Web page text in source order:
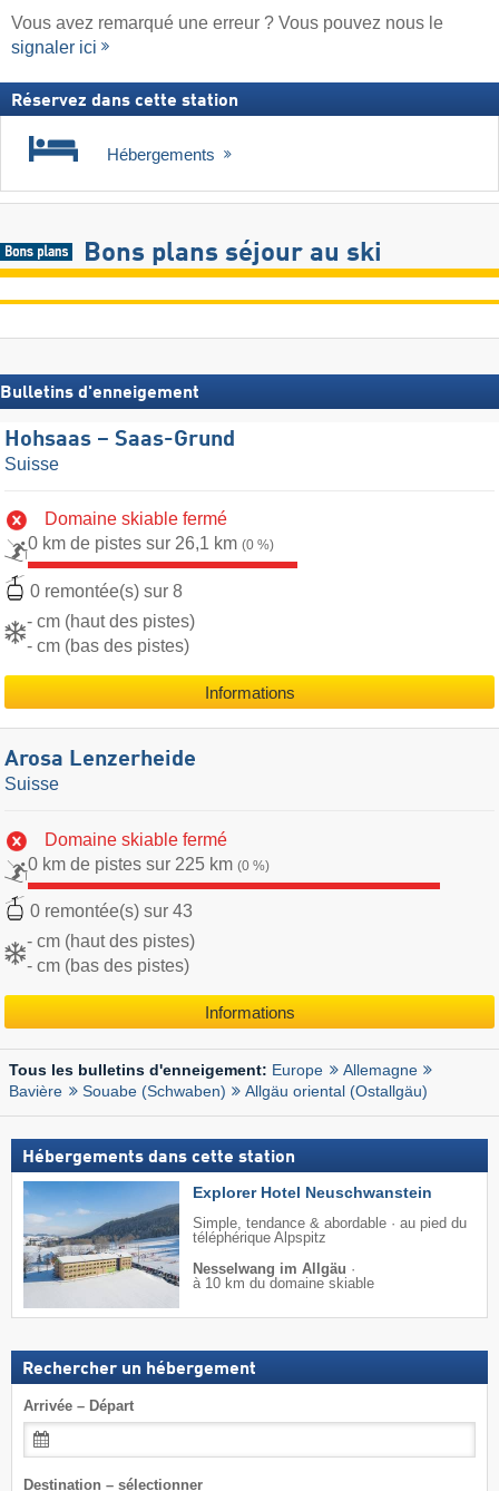
Vous avez remarqué une erreur ? Vous pouvez nous le
signaler ici
Réservez dans cette station
Hébergements
Bons plans séjour au ski
Bulletins d'enneigement
Hohsaas – Saas-Grund
Suisse
Domaine skiable fermé
0 km de pistes sur 26,1 km (0 %)
0 remontée(s) sur 8
- cm (haut des pistes)
- cm (bas des pistes)
Informations
Arosa Lenzerheide
Suisse
Domaine skiable fermé
0 km de pistes sur 225 km (0 %)
0 remontée(s) sur 43
- cm (haut des pistes)
- cm (bas des pistes)
Informations
Tous les bulletins d'enneigement: Europe
Allemagne
Bavière
Souabe (Schwaben) Allgäu oriental (Ostallgäu)
Hébergements dans cette station
Explorer Hotel Neuschwanstein
Simple, tendance & abordable · au pied du
téléphérique Alpspitz
Nesselwang im Allgäu ·
à 10 km du domaine skiable
Rechercher un hébergement
Arrivée – Départ
Destination – sélectionner